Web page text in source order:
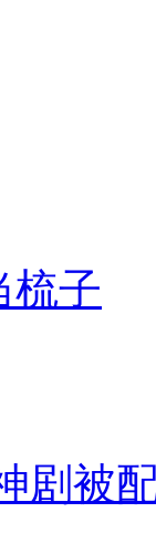
梳子
剧被